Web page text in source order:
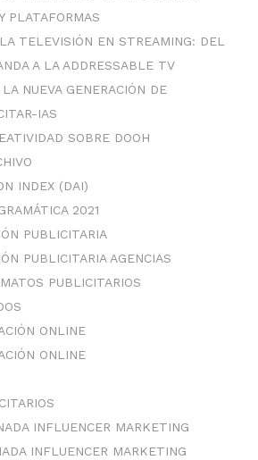
PLATAFORMAS
TELEVISIÓN EN STREAMING: DEL
A LA ADDRESSABLE TV
NUEVA GENERACIÓN DE
IAS
SOBRE DOOH
INDEX (DAI)
2021
PUBLICITARIA
PUBLICITARIA AGENCIAS
PUBLICITARIOS
ONLINE
ONLINE
INFLUENCER MARKETING
INFLUENCER MARKETING